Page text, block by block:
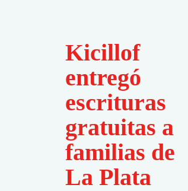
Kicillof
entregó
escrituras
gratuitas a
familias de
La Plata